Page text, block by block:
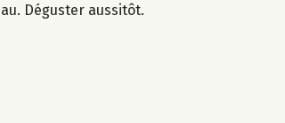
Déguster aussitôt.